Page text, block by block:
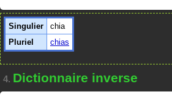
Singulier
chia
Pluriel
chias
4. Dictionnaire inverse